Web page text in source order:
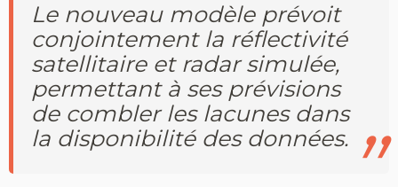
Le nouveau modèle prévoit
conjointement la réflectivité
satellitaire et radar simulée,
permettant à ses prévisions
de combler les lacunes dans
la disponibilité des données.